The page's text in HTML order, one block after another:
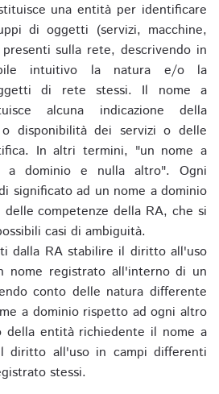
una entità per identificare
di oggetti (servizi, macchine,
sulla rete, descrivendo in
intuitivo la natura e/o la
di rete stessi. Il nome a
alcuna indicazione della
o disponibilità dei servizi o delle
In altri termini, "un nome a
a dominio e nulla altro". Ogni
significato ad un nome a dominio
competenze della RA, che si
casi di ambiguità.
dalla RA stabilire il diritto all'uso
nome registrato all'interno di un
conto delle natura differente
a dominio rispetto ad ogni altro
della entità richiedente il nome a
diritto all'uso in campi differenti
stessi.